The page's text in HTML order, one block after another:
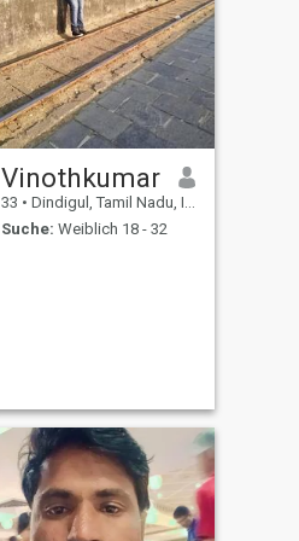
Vinothkumar
33 • Dindigul, Tamil Nadu, Indien
Suche: Weiblich 18 - 32